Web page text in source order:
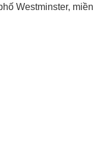
Westminster, miền